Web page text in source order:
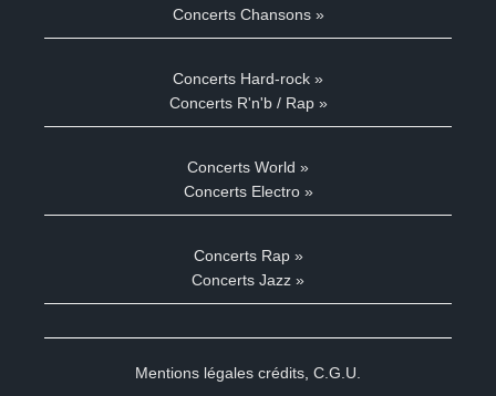
Concerts Chansons »
Concerts Hard-rock »
Concerts R'n'b / Rap »
Concerts World »
Concerts Electro »
Concerts Rap »
Concerts Jazz »
Mentions légales crédits C.G.U.